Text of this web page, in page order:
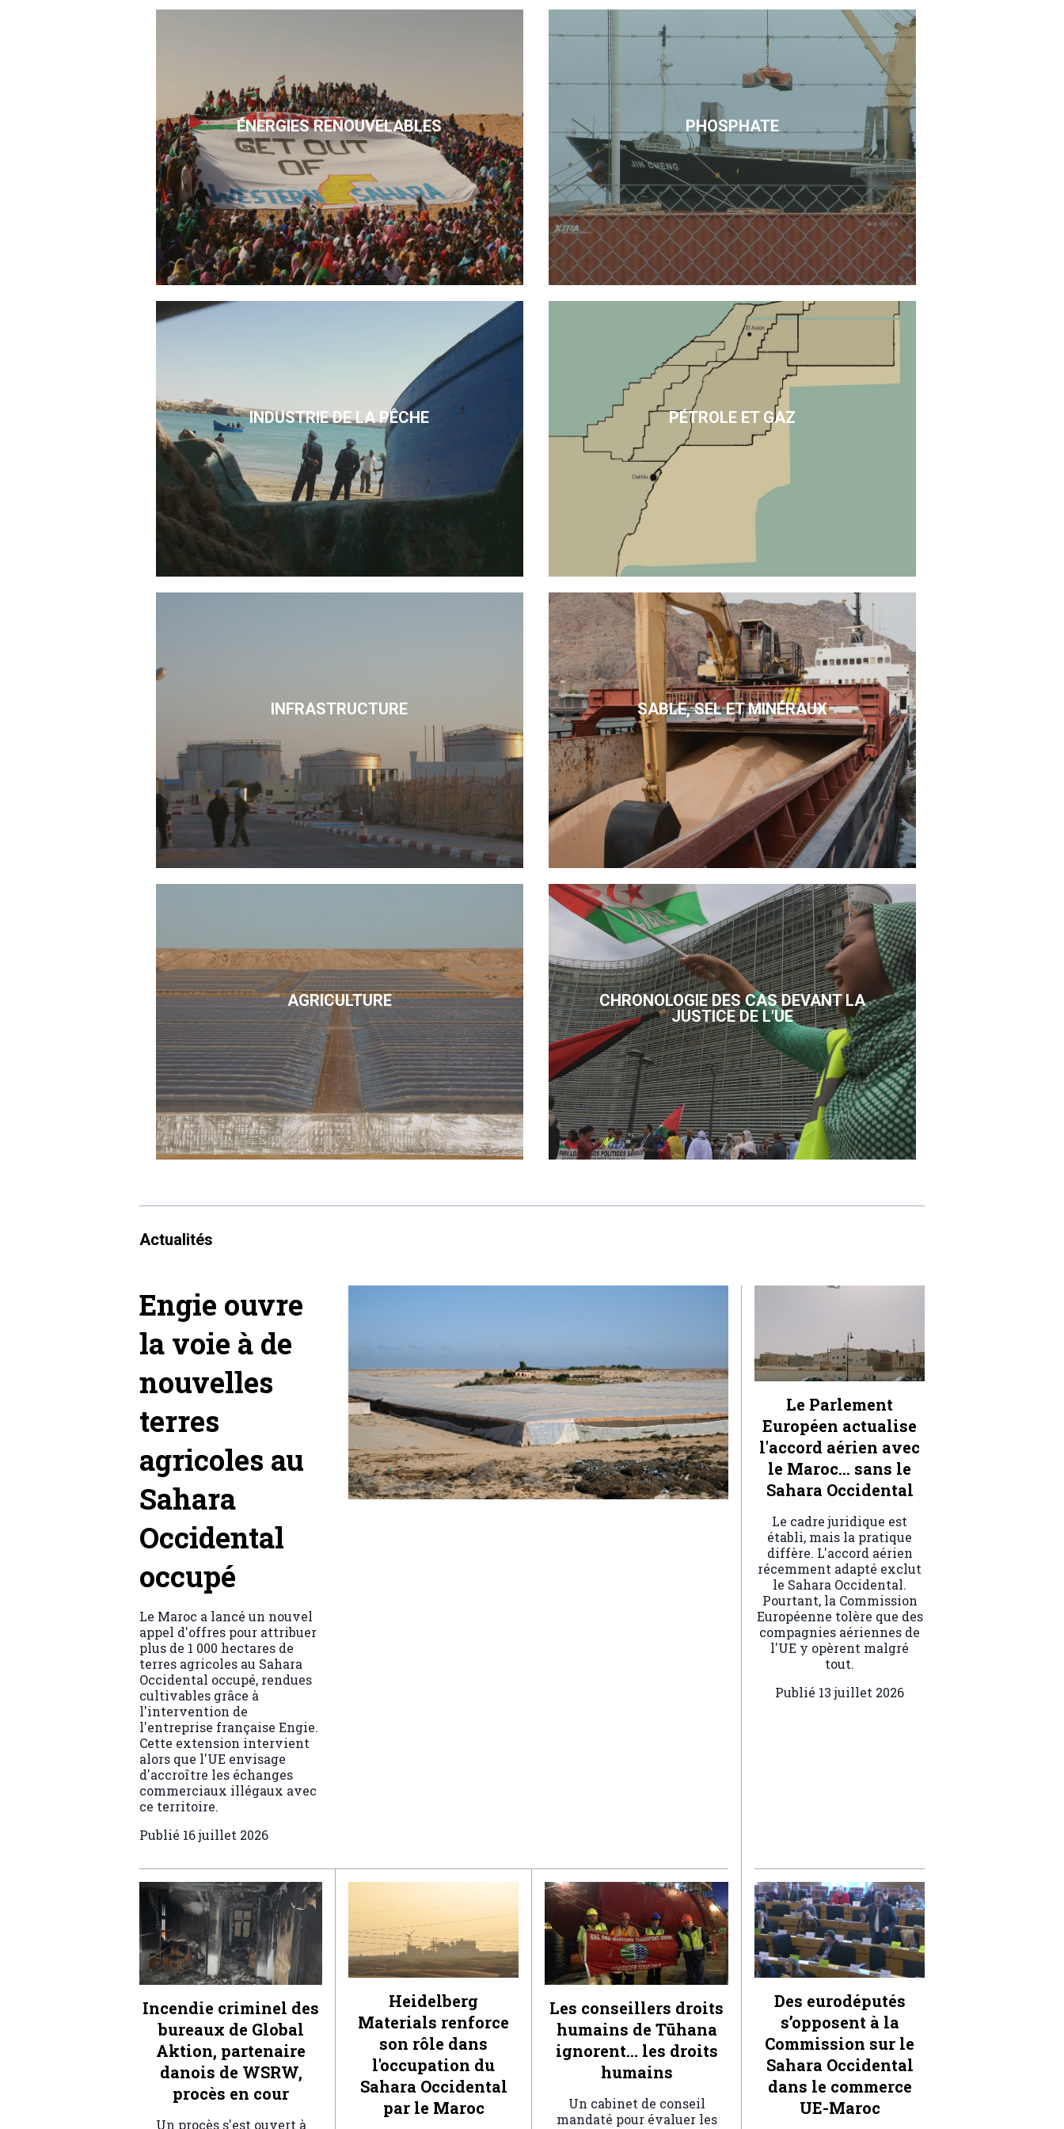
ÉNERGIES RENOUVELABLES PHOSPHATE
INDUSTRIE DE LA PÊCHE PÉTROLE ET GAZ
INFRASTRUCTURE SABLE, SEL ET MINÉRAUX
AGRICULTURE
CHRONOLOGIE DES CAS DEVANT LA
JUSTICE DE L'UE
Actualités
Engie ouvre
la voie à de
nouvelles
terres
agricoles au
Sahara
Occidental
occupé
Le Maroc a lancé un nouvel
appel d'offres pour attribuer
plus de 1 000 hectares de
terres agricoles au Sahara
Occidental occupé, rendues
cultivables grâce à
l'intervention de
l'entreprise française Engie.
Cette extension intervient
alors que l'UE envisage
d'accroître les échanges
commerciaux illégaux avec
ce territoire.
Publié 16 juillet 2026
Le Parlement
Européen actualise
l'accord aérien avec
le Maroc… sans le
Sahara Occidental
Le cadre juridique est
établi, mais la pratique
diffère. L'accord aérien
récemment adapté exclut
le Sahara Occidental.
Pourtant, la Commission
Européenne tolère que des
compagnies aériennes de
l'UE y opèrent malgré
tout.
Publié 13 juillet 2026
Incendie criminel des
bureaux de Global
Aktion, partenaire
danois de WSRW,
procès en cour
Un procès s'est ouvert à
Heidelberg
Materials renforce
son rôle dans
l'occupation du
Sahara Occidental
par le Maroc
Les conseillers droits
humains de Tūhana
ignorent… les droits
humains
Un cabinet de conseil
mandaté pour évaluer les
Des eurodéputés
s’opposent à la
Commission sur le
Sahara Occidental
dans le commerce
UE-Maroc